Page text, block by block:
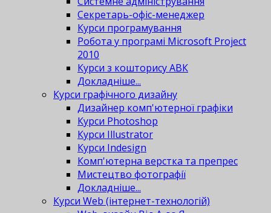
Секретарь-офіс-менеджер
Курси програмування
Робота у програмі Microsoft Project
2010
Курси з кошторису АВК
Докладніше...
Курси графічного дизайну
Дизайнер комп'ютерної графіки
Курси Photoshop
Курси Illustrator
Курси Indesign
Комп'ютерна верстка та препрес
Мистецтво фотографії
Докладніше...
Курси Web (інтернет-технологій)